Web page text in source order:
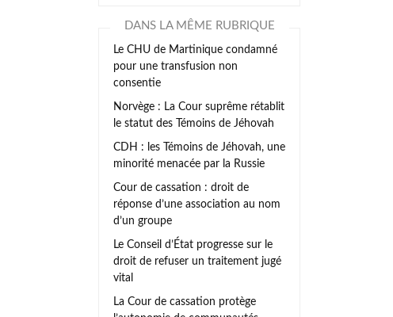
DANS LA MÊME RUBRIQUE
Le CHU de Martinique condamné
pour une transfusion non
consentie
Norvège : La Cour suprême rétablit
le statut des Témoins de Jéhovah
CDH : les Témoins de Jéhovah, une
minorité menacée par la Russie
Cour de cassation : droit de
réponse d’une association au nom
d’un groupe
Le Conseil d’État progresse sur le
droit de refuser un traitement jugé
vital
La Cour de cassation protège